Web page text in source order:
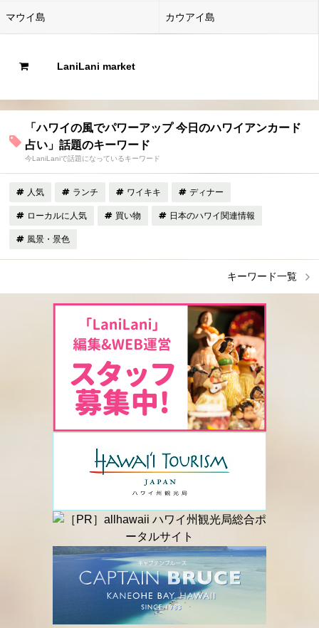
マウイ島 カウアイ島
LaniLani market
「ハワイの風でパワーアップ 今日のハワイアンカード
占い」話題のキーワード
今LaniLaniで話題になっているキーワード
人気 ランチ ワイキキ ディナー
ローカルに人気 買い物 日本のハワイ関連情報
風景・景色
キーワード一覧